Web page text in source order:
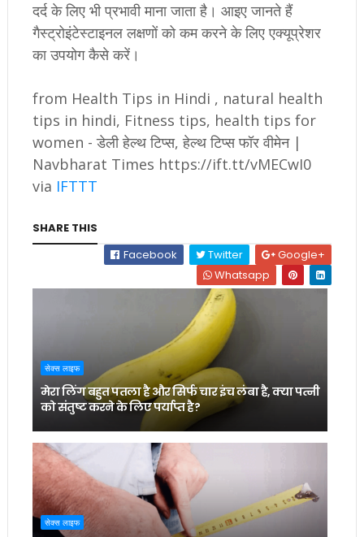
दर्द के लिए भी प्रभावी माना जाता है। आइए जानते हैं
गैस्ट्रोइंटेस्टाइनल लक्षणों को कम करने के लिए एक्यूप्रेशर
का उपयोग कैसे करें।
from Health Tips in Hindi , natural health
tips in hindi, Fitness tips, health tips for
women - डेली हेल्थ टिप्स, हेल्थ टिप्स फॉर वीमेन |
Navbharat Times https://ift.tt/vMECwI0
via IFTTT
SHARE THIS
Facebook
Twitter
Google+
Whatsapp
सेक्स लाइफ
मेरा लिंग बहुत पतला है और सिर्फ चार इंच लंबा है, क्या पत्नी
को संतुष्ट करने के लिए पर्याप्त है?
सेक्स लाइफ